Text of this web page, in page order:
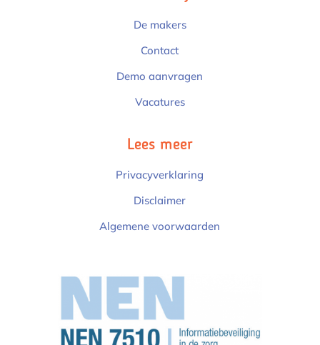
De makers
Contact
Demo aanvragen
Vacatures
Lees meer
Privacyverklaring
Disclaimer
Algemene voorwaarden